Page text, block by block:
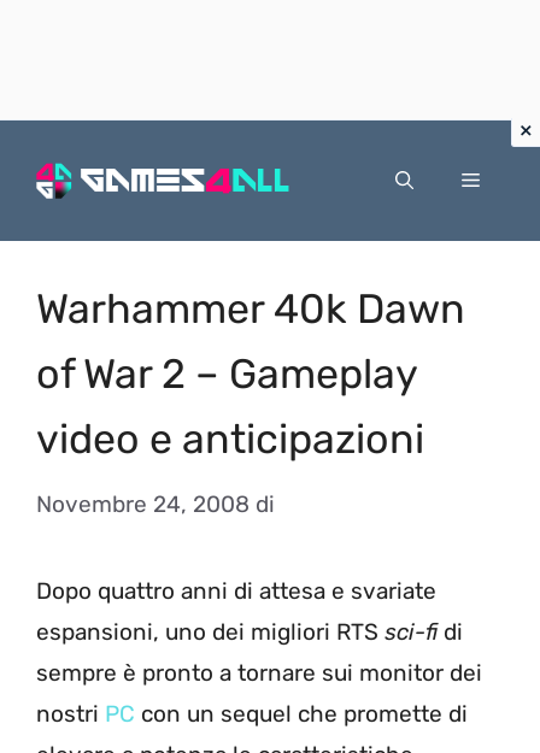
Menu
Warhammer 40k Dawn
of War 2 – Gameplay
video e anticipazioni
Novembre 24, 2008 di
Dopo quattro anni di attesa e svariate
espansioni, uno dei migliori RTS sci-fi di
sempre è pronto a tornare sui monitor dei
nostri PC con un sequel che promette di